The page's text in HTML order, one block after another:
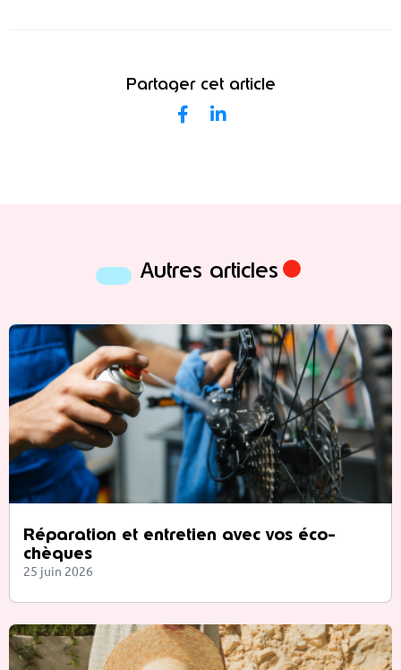
Partager cet article
Autres articles
Réparation et entretien avec vos éco-
chèques
25 juin 2026